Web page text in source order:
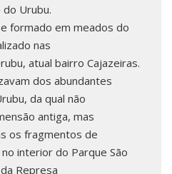
Urubu.
formado em meados do
nas
atual bairro Cajazeiras.
dos abundantes
da qual não
antiga, mas
os fragmentos de
interior do Parque São
Represa